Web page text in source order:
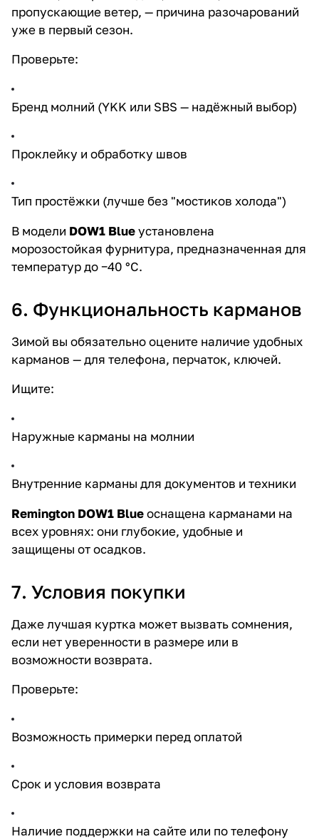
пропускающие ветер, — причина разочарований
уже в первый сезон.
Проверьте:
Бренд молний (YKK или SBS — надёжный выбор)
Проклейку и обработку швов
Тип простёжки (лучше без "мостиков холода")
В модели DOW1 Blueустановлена
морозостойкая фурнитура, предназначенная для
температур до −40 °C.
6. Функциональность карманов
Зимой вы обязательно оцените наличие удобных
карманов — для телефона, перчаток, ключей.
Ищите:
Наружные карманы на молнии
Внутренние карманы для документов и техники
Remington DOW1 Blueоснащена карманами на
всех уровнях: они глубокие, удобные и
защищены от осадков.
7. Условия покупки
Даже лучшая куртка может вызвать сомнения,
если нет уверенности в размере или в
возможности возврата.
Проверьте:
Возможность примерки перед оплатой
Срок и условия возврата
Наличие поддержки на сайте или по телефону